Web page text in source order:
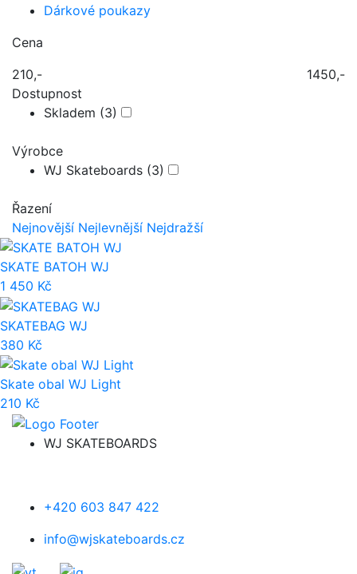
Dárkové poukazy
Cena
210,-
1450,-
Dostupnost
Skladem (3)
Výrobce
WJ Skateboards (3)
Řazení
Nejnovější Nejlevnější Nejdražší
SKATE BATOH WJ
1 450 Kč
SKATEBAG WJ
380 Kč
Skate obal WJ Light
210 Kč
WJ SKATEBOARDS
+420 603 847 422
info@wjskateboards.cz